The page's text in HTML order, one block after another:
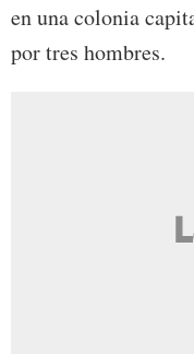
en una colonia
por tres hombres.